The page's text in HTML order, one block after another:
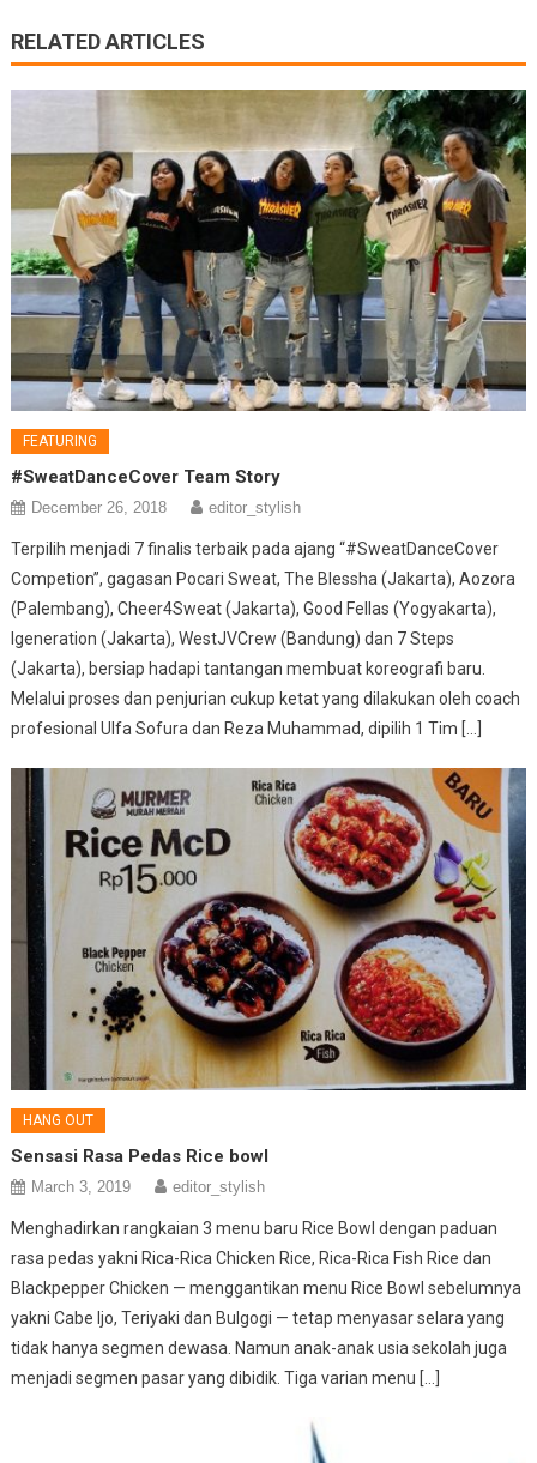
RELATED ARTICLES
FEATURING
#SweatDanceCover Team Story
December 26, 2018 editor_stylish
Terpilih menjadi 7 finalis terbaik pada ajang “#SweatDanceCover
Competion”, gagasan Pocari Sweat, The Blessha (Jakarta), Aozora
(Palembang), Cheer4Sweat (Jakarta), Good Fellas (Yogyakarta),
Igeneration (Jakarta), WestJVCrew (Bandung) dan 7 Steps
(Jakarta), bersiap hadapi tantangan membuat koreografi baru.
Melalui proses dan penjurian cukup ketat yang dilakukan oleh coach
profesional Ulfa Sofura dan Reza Muhammad, dipilih 1 Tim […]
HANG OUT
Sensasi Rasa Pedas Rice bowl
March 3, 2019 editor_stylish
Menghadirkan rangkaian 3 menu baru Rice Bowl dengan paduan
rasa pedas yakni Rica-Rica Chicken Rice, Rica-Rica Fish Rice dan
Blackpepper Chicken — menggantikan menu Rice Bowl sebelumnya
yakni Cabe Ijo, Teriyaki dan Bulgogi — tetap menyasar selara yang
tidak hanya segmen dewasa. Namun anak-anak usia sekolah juga
menjadi segmen pasar yang dibidik. Tiga varian menu […]